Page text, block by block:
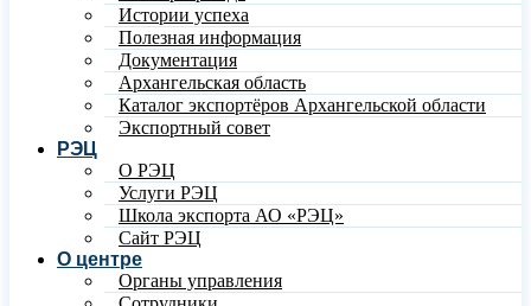
Истории успеха
Полезная информация
Документация
Архангельская область
Каталог экспортёров Архангельской области
Экспортный совет
РЭЦ
О РЭЦ
Услуги РЭЦ
Школа экспорта АО «РЭЦ»
Сайт РЭЦ
О центре
Органы управления